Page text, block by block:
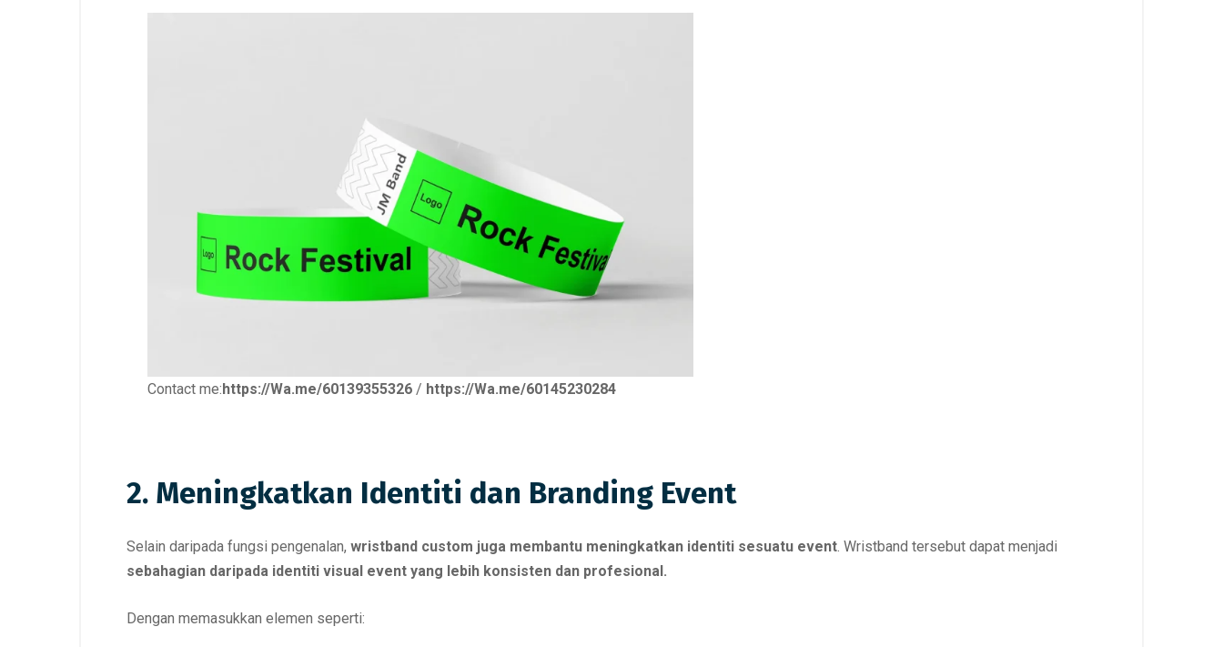
Contact me:https://Wa.me/60139355326 / https://Wa.me/60145230284
2. Meningkatkan Identiti dan Branding Event
Selain daripada fungsi pengenalan, wristband custom juga membantu meningkatkan identiti sesuatu event. Wristband tersebut dapat menjadi
sebahagian daripada identiti visual event yang lebih konsisten dan profesional.
Dengan memasukkan elemen seperti: